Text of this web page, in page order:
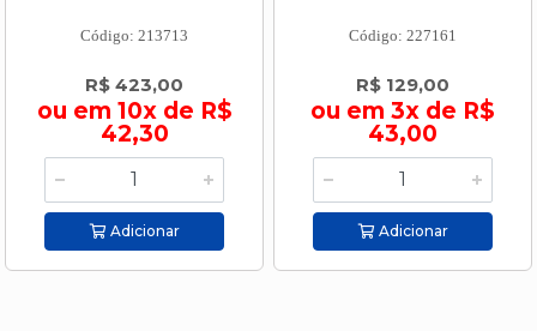
Código: 213713
R$ 423,00
ou em 10x de R$
42,30
Adicionar
Código: 227161
R$ 129,00
ou em 3x de R$
43,00
Adicionar